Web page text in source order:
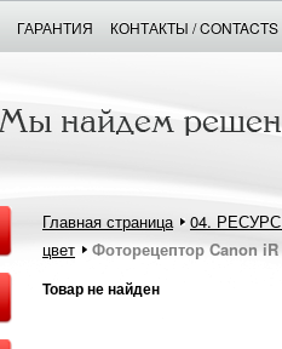
ГАРАНТИЯ КОНТАКТЫ / CONTACTS
Главная страница
04.
цвет
Фоторецептор Canon iR
Товар не найден